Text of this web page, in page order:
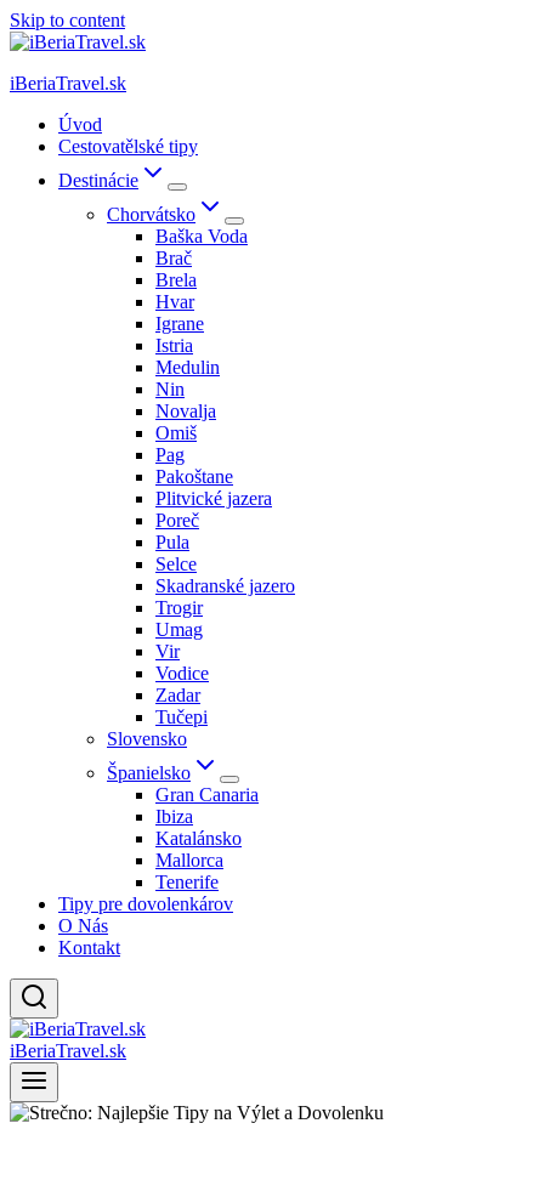
Skip to content
iBeriaTravel.sk
Úvod
Cestovatělské tipy
Destinácie
Chorvátsko
Baška Voda
Brač
Brela
Hvar
Igrane
Istria
Medulin
Nin
Novalja
Omiš
Pag
Pakoštane
Plitvické jazera
Poreč
Pula
Selce
Skadranské jazero
Trogir
Umag
Vir
Vodice
Zadar
Tučepi
Slovensko
Španielsko
Gran Canaria
Ibiza
Katalánsko
Mallorca
Tenerife
Tipy pre dovolenkárov
O Nás
Kontakt
iBeriaTravel.sk